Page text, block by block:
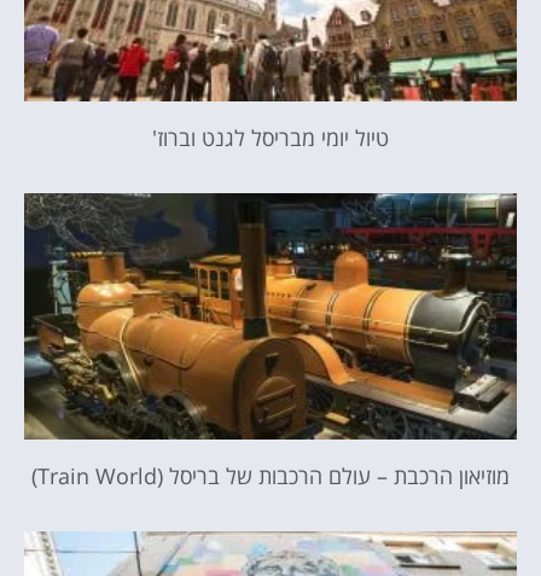
טיול יומי מבריסל לגנט וברוז'
מוזיאון הרכבת – עולם הרכבות של בריסל (Train World)